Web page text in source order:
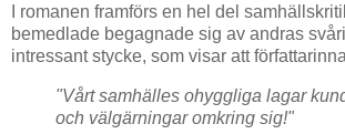
I romanen framförs en hel del
bemedlade begagnade sig av andras
intressant stycke, som visar att
"Vårt samhälles ohyggliga lagar
och välgärningar omkring sig!"